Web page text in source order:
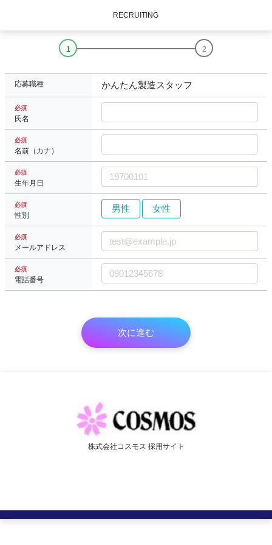
RECRUITING
応募職種 かんたん製造スタッフ
必須
氏名
必須
名前（カナ）
必須
生年月日
必須
性別
男性 女性
必須
メールアドレス
必須
電話番号
株式会社コスモス 採用サイト